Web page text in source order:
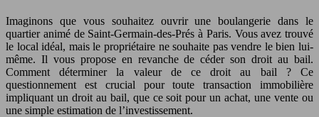
Imaginons que vous souhaitez ouvrir une boulangerie dans le
quartier animé de Saint-Germain-des-Prés à Paris. Vous avez trouvé
le local idéal, mais le propriétaire ne souhaite pas vendre le bien lui-
même. Il vous propose en revanche de céder son droit au bail.
Comment déterminer la valeur de ce droit au bail ? Ce
questionnement est crucial pour toute transaction immobilière
impliquant un droit au bail, que ce soit pour un achat, une vente ou
une simple estimation de l’investissement.